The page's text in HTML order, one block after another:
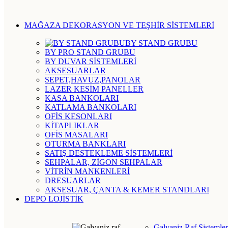
MAĞAZA DEKORASYON VE TEŞHİR SİSTEMLERİ
BY STAND GRUBU
BY PRO STAND GRUBU
BY DUVAR SİSTEMLERİ
AKSESUARLAR
SEPET,HAVUZ,PANOLAR
LAZER KESİM PANELLER
KASA BANKOLARI
KATLAMA BANKOLARI
OFİS KESONLARI
KİTAPLIKLAR
OFİS MASALARI
OTURMA BANKLARI
SATIŞ DESTEKLEME SİSTEMLERİ
SEHPALAR, ZİGON SEHPALAR
VİTRİN MANKENLERİ
DRESUARLAR
AKSESUAR, ÇANTA & KEMER STANDLARI
DEPO LOJİSTİK